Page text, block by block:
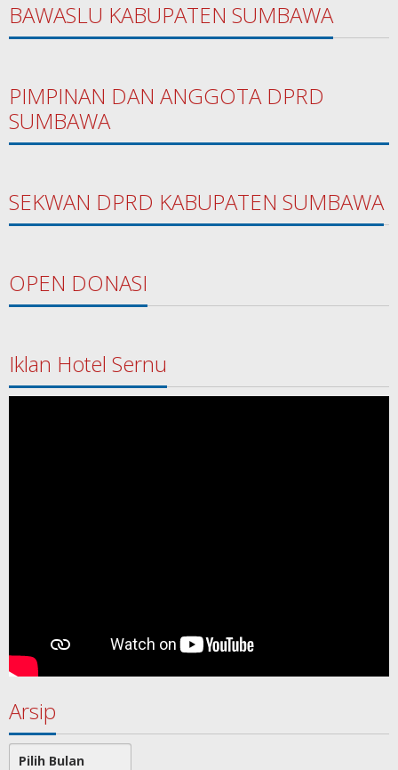
BAWASLU KABUPATEN SUMBAWA
PIMPINAN DAN ANGGOTA DPRD
SUMBAWA
SEKWAN DPRD KABUPATEN SUMBAWA
OPEN DONASI
Iklan Hotel Sernu
Arsip
Arsip